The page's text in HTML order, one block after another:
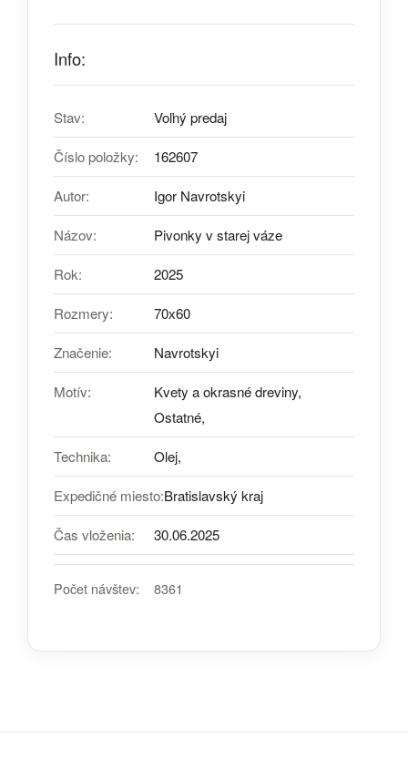
Info:
Stav: Voľný predaj
Číslo položky: 162607
Autor: Igor Navrotskyi
Názov: Pivonky v starej váze
Rok: 2025
Rozmery: 70х60
Značenie: Navrotskyi
Motív:
Kvety a okrasné dreviny,
Ostatné,
Technika: Olej,
Expedičné miesto:Bratislavský kraj
Čas vloženia: 30.06.2025
Počet návštev: 8361